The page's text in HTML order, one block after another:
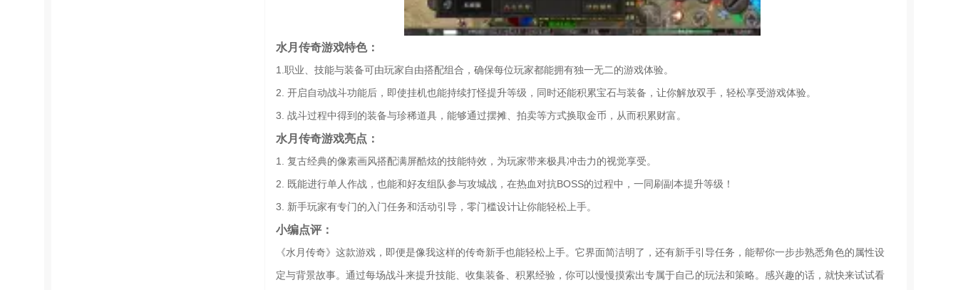
水月传奇游戏特色：
1.职业、技能与装备可由玩家自由搭配组合，确保每位玩家都能拥有独一无二的游戏体验。
2. 开启自动战斗功能后，即使挂机也能持续打怪提升等级，同时还能积累宝石与装备，让你解放双手，轻松享受游戏体验。
3. 战斗过程中得到的装备与珍稀道具，能够通过摆摊、拍卖等方式换取金币，从而积累财富。
水月传奇游戏亮点：
1. 复古经典的像素画风搭配满屏酷炫的技能特效，为玩家带来极具冲击力的视觉享受。
2. 既能进行单人作战，也能和好友组队参与攻城战，在热血对抗BOSS的过程中，一同刷副本提升等级！
3. 新手玩家有专门的入门任务和活动引导，零门槛设计让你能轻松上手。
小编点评：
《水月传奇》这款游戏，即便是像我这样的传奇新手也能轻松上手。它界面简洁明了，还有新手引导任务，能帮你一步步熟悉角色的属性设
定与背景故事。通过每场战斗来提升技能、收集装备、积累经验，你可以慢慢摸索出专属于自己的玩法和策略。感兴趣的话，就快来试试看